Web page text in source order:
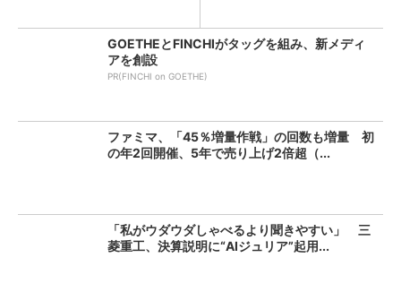
GOETHEとFINCHIがタッグを組み、新メディ
アを創設
PR(FINCHI on GOETHE)
ファミマ、「45％増量作戦」の回数も増量 初
の年2回開催、5年で売り上げ2倍超（...
「私がウダウダしゃべるより聞きやすい」 三
菱重工、決算説明に“AIジュリア”起用...